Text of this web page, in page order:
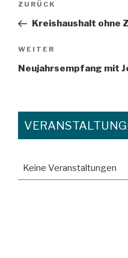
Vorheriger
Beitrag
ZURÜCK
Kreishaushalt ohne
Nächster
Beitrag
WEITER
Neujahrsempfang mit
Keine Veranstaltungen